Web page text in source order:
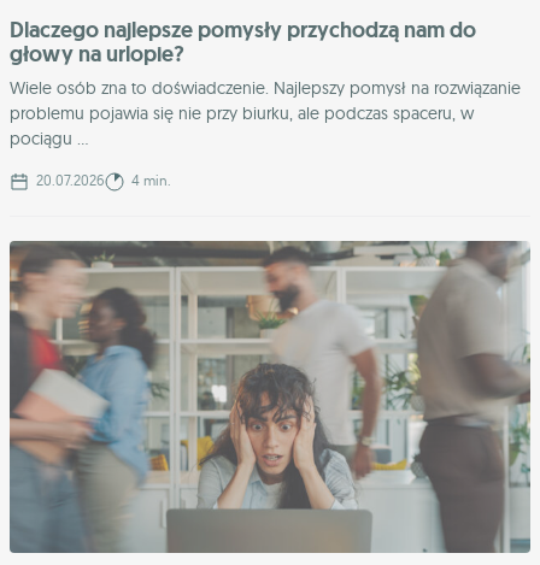
Dlaczego najlepsze pomysły przychodzą nam do
głowy na urlopie?
Wiele osób zna to doświadczenie. Najlepszy pomysł na rozwiązanie
problemu pojawia się nie przy biurku, ale podczas spaceru, w
pociągu ...
20.07.2026 4 min.